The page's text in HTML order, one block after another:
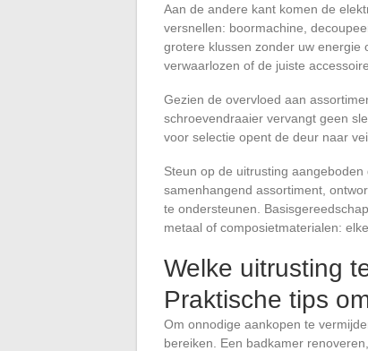
Aan de andere kant komen de
versnellen: boormachine,
grotere klussen zonder uw energie
verwaarlozen of de juiste
Gezien de overvloed aan
schroevendraaier vervangt geen
voor selectie opent de deur naar
Steun op de uitrusting
samenhangend assortiment,
te ondersteunen.
metaal of composietmaterialen:
Welke uitrusting
Praktische tips
Om onnodige aankopen te
bereiken. Een badkamer